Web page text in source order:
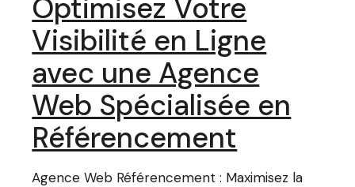
Optimisez Votre
Visibilité en Ligne
avec une Agence
Web Spécialisée en
Référencement
Agence Web Référencement : Maximisez la